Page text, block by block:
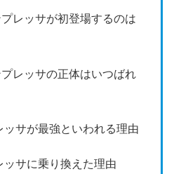
レッサが初登場するのは
レッサの正体はいつばれ
サが最強といわれる理由
サに乗り換えた理由